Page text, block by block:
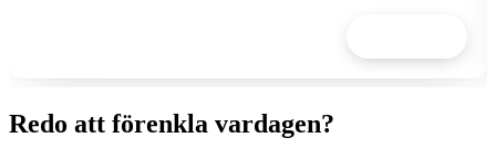
Redo att förenkla vardagen?